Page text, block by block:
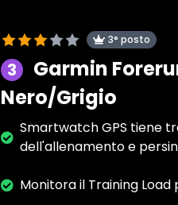
3° posto
3
Garmin
Nero/Grigio
Smartwatch GPS tiene
dell'allenamento e
Monitora il Training